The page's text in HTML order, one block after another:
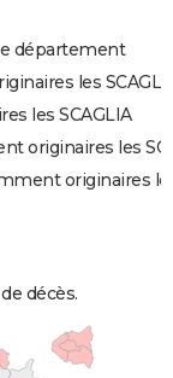
département
les
les SCAGLIA
originaires les
originaires
décès.